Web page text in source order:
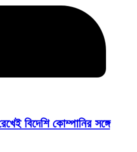
বিদেশি কোম্পানির সঙ্গে